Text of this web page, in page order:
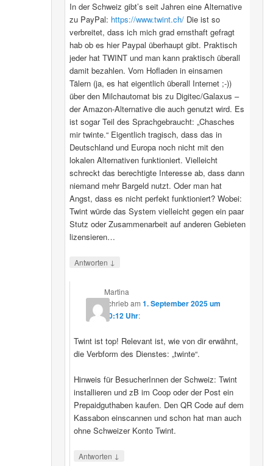
In der Schweiz gibt’s seit Jahren eine Alternative
zu PayPal: https://www.twint.ch/Die ist so
verbreitet, dass ich mich grad ernsthaft gefragt
hab ob es hier Paypal überhaupt gibt. Praktisch
jeder hat TWINT und man kann praktisch überall
damit bezahlen. Vom Hofladen in einsamen
Tälern (ja, es hat eigentlich überall Internet ;-))
über den Milchautomat bis zu Digitec/Galaxus –
der Amazon-Alternative die auch genutzt wird. Es
ist sogar Teil des Sprachgebraucht: „Chasches
mir twinte.“ Eigentlich tragisch, dass das in
Deutschland und Europa noch nicht mit den
lokalen Alternativen funktioniert. Vielleicht
schreckt das berechtigte Interesse ab, dass dann
niemand mehr Bargeld nutzt. Oder man hat
Angst, dass es nicht perfekt funktioniert? Wobei:
Twint würde das System vielleicht gegen ein paar
Stutz oder Zusammenarbeit auf anderen Gebieten
lizensieren…
Antworten ↓
Martina
schriebam1. September 2025 um
20:12 Uhr:
Twint ist top! Relevant ist, wie von dir erwähnt,
die Verbform des Dienstes: „twinte“.
Hinweis für BesucherInnen der Schweiz: Twint
installieren und zB im Coop oder der Post ein
Prepaidguthaben kaufen. Den QR Code auf dem
Kassabon einscannen und schon hat man auch
ohne Schweizer Konto Twint.
Antworten ↓